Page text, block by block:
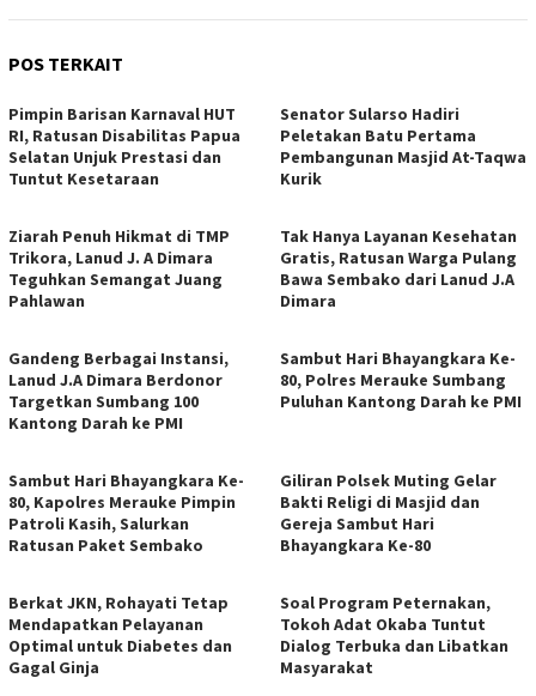
POS TERKAIT
Pimpin Barisan Karnaval HUT
RI, Ratusan Disabilitas Papua
Selatan Unjuk Prestasi dan
Tuntut Kesetaraan
Senator Sularso Hadiri
Peletakan Batu Pertama
Pembangunan Masjid At-Taqwa
Kurik
Ziarah Penuh Hikmat di TMP
Trikora, Lanud J. A Dimara
Teguhkan Semangat Juang
Pahlawan
Tak Hanya Layanan Kesehatan
Gratis, Ratusan Warga Pulang
Bawa Sembako dari Lanud J.A
Dimara
Gandeng Berbagai Instansi,
Lanud J.A Dimara Berdonor
Targetkan Sumbang 100
Kantong Darah ke PMI
Sambut Hari Bhayangkara Ke-
80, Polres Merauke Sumbang
Puluhan Kantong Darah ke PMI
Sambut Hari Bhayangkara Ke-
80, Kapolres Merauke Pimpin
Patroli Kasih, Salurkan
Ratusan Paket Sembako
Giliran Polsek Muting Gelar
Bakti Religi di Masjid dan
Gereja Sambut Hari
Bhayangkara Ke-80
Berkat JKN, Rohayati Tetap
Mendapatkan Pelayanan
Optimal untuk Diabetes dan
Gagal Ginja
Soal Program Peternakan,
Tokoh Adat Okaba Tuntut
Dialog Terbuka dan Libatkan
Masyarakat